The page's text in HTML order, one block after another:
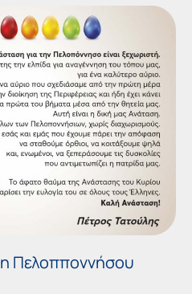
Πελοπποννήσου